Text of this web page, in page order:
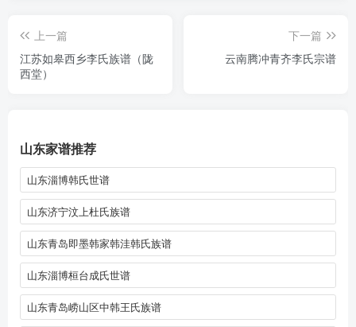
上一篇
江苏如皋西乡李氏族谱（陇
西堂）
下一篇
云南腾冲青齐李氏宗谱
山东家谱推荐
山东淄博韩氏世谱
山东济宁汶上杜氏族谱
山东青岛即墨韩家韩洼韩氏族谱
山东淄博桓台成氏世谱
山东青岛崂山区中韩王氏族谱